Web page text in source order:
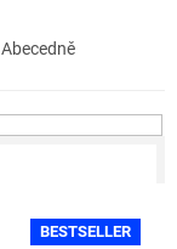
Abecedně
BESTSELLER